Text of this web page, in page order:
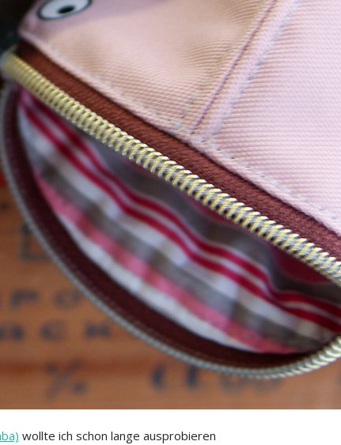
wollte ich schon lange ausprobieren